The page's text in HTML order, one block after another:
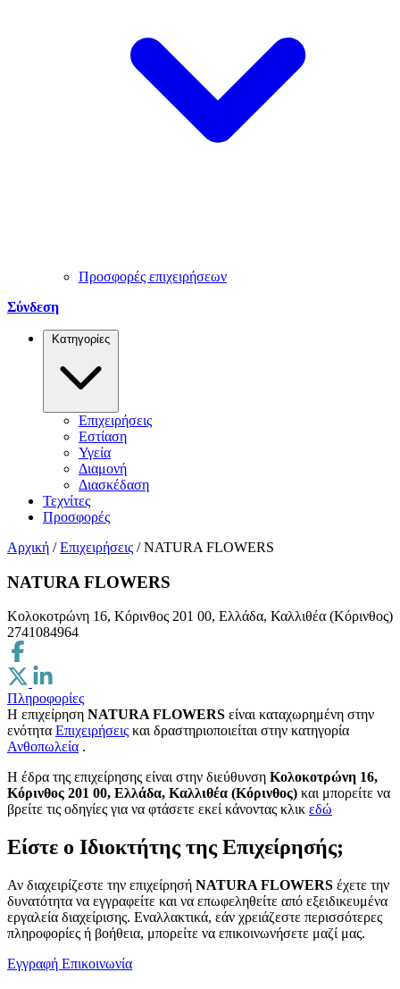
Προσφορές επιχειρήσεων
Σύνδεση
Κατηγορίες
Επιχειρήσεις
Εστίαση
Υγεία
Διαμονή
Διασκέδαση
Τεχνίτες
Προσφορές
Αρχική / Επιχειρήσεις / NATURA FLOWERS
NATURA FLOWERS
Κολοκοτρώνη 16, Κόρινθος 201 00, Ελλάδα, Καλλιθέα (Κόρινθος)
2741084964
Πληροφορίες
Η επιχείρηση NATURA FLOWERS είναι καταχωρημένη στην
ενότητα Επιχειρήσεις και δραστηριοποιείται στην κατηγορία
Ανθοπωλεία .
H έδρα της επιχείρησης είναι στην διεύθυνση Κολοκοτρώνη 16,
Κόρινθος 201 00, Ελλάδα, Καλλιθέα (Κόρινθος) και μπορείτε να
βρείτε τις οδηγίες για να φτάσετε εκεί κάνοντας κλικ εδώ
Είστε ο Ιδιοκτήτης της Επιχείρησής;
Αν διαχειρίζεστε την επιχείρησή NATURA FLOWERS έχετε την
δυνατότητα να εγγραφείτε και να επωφεληθείτε από εξειδικευμένα
εργαλεία διαχείρισης. Εναλλακτικά, εάν χρειάζεστε περισσότερες
πληροφορίες ή βοήθεια, μπορείτε να επικοινωνήσετε μαζί μας.
Εγγραφή Επικοινωνία